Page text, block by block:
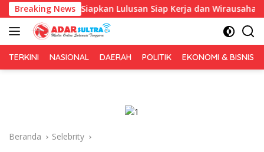
Langsung
ke
konten
Breaking News
Fokus Siapkan Lulusan Siap Kerja dan Wirausaha
TERKINI NASIONAL DAERAH POLITIK EKONOMI & BISNIS
Beranda Selebrity